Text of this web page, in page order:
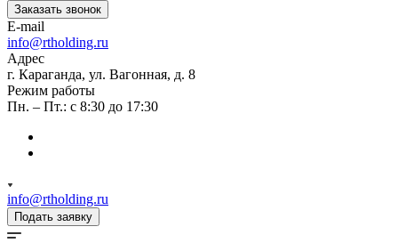
Заказать звонок
E-mail
info@rtholding.ru
Адрес
г. Караганда, ул. Вагонная, д. 8
Режим работы
Пн. – Пт.: с 8:30 до 17:30
info@rtholding.ru
Подать заявку